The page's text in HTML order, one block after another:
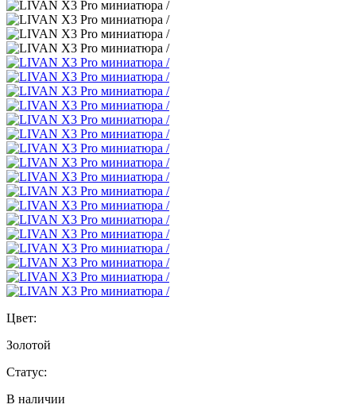
Цвет:
Золотой
Статус:
В наличии